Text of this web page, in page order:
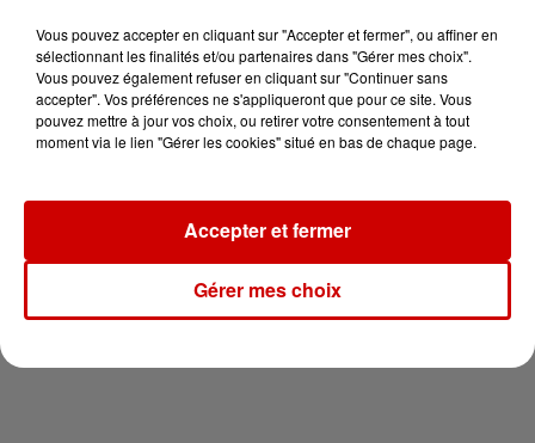
Le Duel - Gagnez votre balade
en jet ski !
Newsletter
Vous pouvez accepter en cliquant sur "Accepter et fermer", ou affiner en
sélectionnant les finalités et/ou partenaires dans "Gérer mes choix".
Vous pouvez également refuser en cliquant sur "Continuer sans
accepter". Vos préférences ne s'appliqueront que pour ce site. Vous
pouvez mettre à jour vos choix, ou retirer votre consentement à tout
moment via le lien "Gérer les cookies" situé en bas de chaque page.
Gérer mes choix
Accepter et fermer